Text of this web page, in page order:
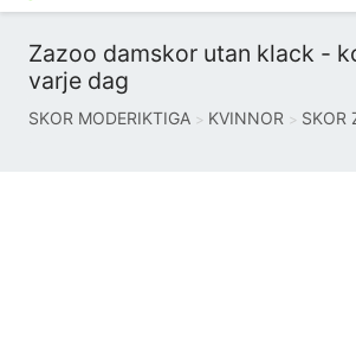
Zazoo damskor utan klack -
varje dag
SKOR MODERIKTIGA KVINNOR SKOR